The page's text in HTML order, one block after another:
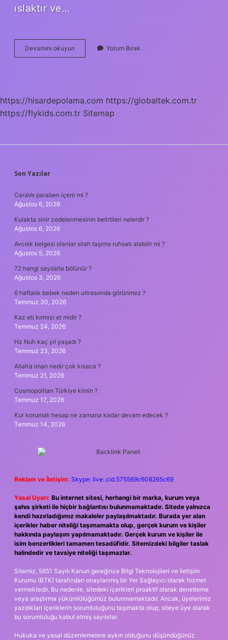
ıslaktır ve…
Devamını okuyun
Nasıl
Yorum Bırak
https://hisardepolama.com https://globaltek.com.tr
https://flykids.com.tr Sitemap
SIDEBAR
Son Yazılar
CeraVe paraben içerir mi ?
Ağustos 6, 2026
Kulakta sinir zedelenmesinin belirtileri nelerdir ?
Ağustos 6, 2026
Avcılık belgesi olanlar silah taşıma ruhsatı alabilir mi ?
Ağustos 5, 2026
72 hangi sayılarla bölünür ?
Ağustos 3, 2026
6 haftalık bebek neden ultrasonda görünmez ?
Temmuz 30, 2026
Kaz eti kırmızı et midir ?
Temmuz 24, 2026
Hz Nuh kaç yıl yaşadı ?
Temmuz 23, 2026
Allah’a iman nedir çok kısaca ?
Temmuz 21, 2026
Cosmopolitan Türkiye kimin ?
Temmuz 17, 2026
Kur korumalı hesap ne zamana kadar devam edecek ?
Temmuz 14, 2026
Reklam ve İletişim: Skype: live:.cid.575569c608265c69
Yasal Uyarı: Bu internet sitesi, herhangi bir marka, kurum veya
şahıs şirketi ile hiçbir bağlantısı bulunmamaktadır. Sitede yalnızca
kendi hazırladığımız makaleler paylaşılmaktadır. Burada yer alan
içerikler haber niteliği taşımamakta olup, gerçek kurum ve kişiler
hakkında paylaşım yapılmamaktadır. Gerçek kurum ve kişiler ile
isim benzerlikleri tamamen tesadüfidir. Sitemizdeki bilgiler taslak
halindedir ve tavsiye niteliği taşımazlar.
Sitemiz, 5651 Sayılı Kanun gereğince Bilgi Teknolojileri ve İletişim
Kurumu (BTK) tarafından onaylanmış bir Yer Sağlayıcı olarak hizmet
vermektedir. Bu nedenle, sitedeki içerikleri proaktif olarak denetleme
veya araştırma yükümlülüğümüz bulunmamaktadır. Ancak, üyelerimiz
yazdıkları içeriklerin sorumluluğunu taşımakta olup, siteye üye olarak
bu sorumluluğu kabul etmiş sayılırlar.
Hukuka ve yasal düzenlemelere aykırı olduğunu düşündüğünüz